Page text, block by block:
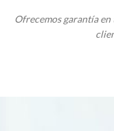
Ofrecemos garantía